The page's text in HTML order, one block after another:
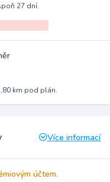
27 dní.
km pod plán.
Více informací
účtem.